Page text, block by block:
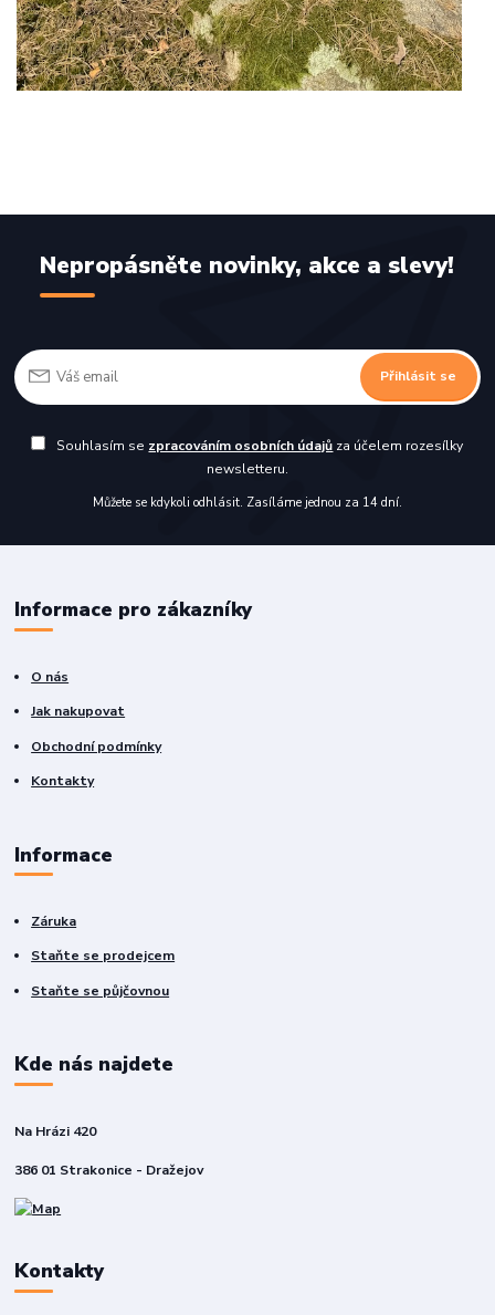
Nepropásněte novinky, akce a slevy!
Přihlásit se
Souhlasím se zpracováním osobních údajů za účelem rozesílky
newsletteru.
Můžete se kdykoli odhlásit. Zasíláme jednou za 14 dní.
Informace pro zákazníky
O nás
Jak nakupovat
Obchodní podmínky
Kontakty
Informace
Záruka
Staňte se prodejcem
Staňte se půjčovnou
Kde nás najdete
Na Hrázi 420
386 01 Strakonice - Dražejov
Kontakty